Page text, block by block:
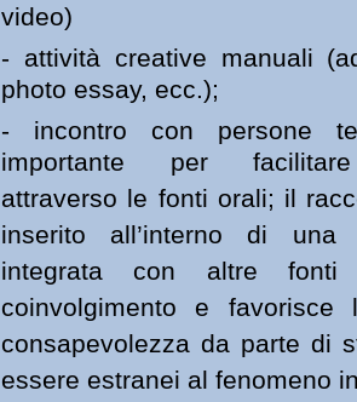
video)
- attività creative manuali
photo essay, ecc.);
- incontro con persone
importante per facilitare
attraverso le fonti orali; il
inserito all’interno di una
integrata con altre
coinvolgimento e favorisce
consapevolezza da parte di
essere estranei al fenomeno